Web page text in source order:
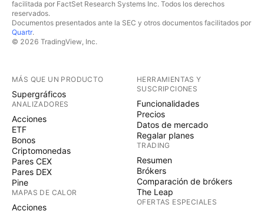
facilitada por FactSet Research Systems Inc. Todos los derechos
reservados.
Documentos presentados ante la SEC y otros documentos facilitados por
Quartr.
© 2026 TradingView, Inc.
MÁS QUE UN PRODUCTO
Supergráficos
ANALIZADORES
Acciones
ETF
Bonos
Criptomonedas
Pares CEX
Pares DEX
Pine
MAPAS DE CALOR
Acciones
HERRAMIENTAS Y
SUSCRIPCIONES
Funcionalidades
Precios
Datos de mercado
Regalar planes
TRADING
Resumen
Brókers
Comparación de brókers
The Leap
OFERTAS ESPECIALES